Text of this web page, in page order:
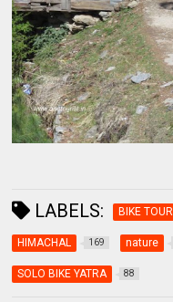
LABELS: BIKE TOUR
HIMACHAL 169 nature
SOLO BIKE YATRA 88